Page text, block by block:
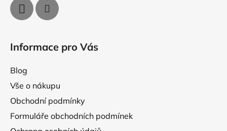
Informace pro Vás
Blog
Vše o nákupu
Obchodní podmínky
Formuláře obchodních podmínek